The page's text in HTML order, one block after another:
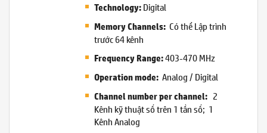
Technology:Digital
Memory Channels: Có thể Lập trình
trước 64 kênh
Frequency Range:403-470 MHz
Operation mode: Analog / Digital
Channel number per channel: 2
Kênh kỹ thuật số trên 1 tần số; 1
Kênh Analog